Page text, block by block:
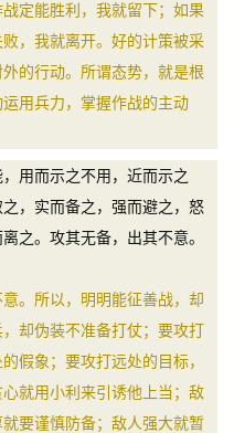
定能胜利，我就留下；如果
，我就离开。好的计策被采
的行动。所谓态势，就是根
用兵力，掌握作战的主动
用而示之不用，近而示之
，实而备之，强而避之，怒
之。攻其无备，出其不意。
。所以，明明能征善战，却
却伪装不准备打仗；要攻打
假象；要攻打远处的目标，
就用小利来引诱他上当；敌
要谨慎防备；敌人强大就暂